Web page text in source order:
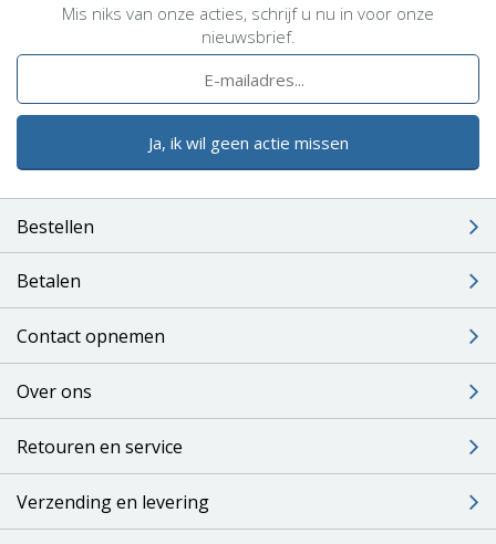
Mis niks van onze acties, schrijf u nu in voor onze
nieuwsbrief.
Ja, ik wil geen actie missen
Bestellen
Betalen
Contact opnemen
Over ons
Retouren en service
Verzending en levering